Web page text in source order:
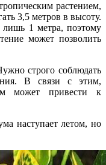
растением,
3,5 метров в высоту.
лишь 1 метра, поэтому
может позволить
строго соблюдать
В связи с этим,
может привести к
наступает летом, но